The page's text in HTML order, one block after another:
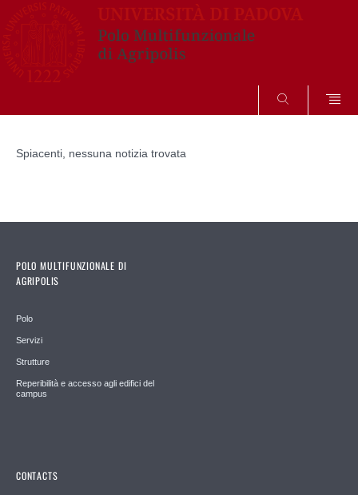
SEARCH
contenuto
Spiacenti, nessuna notizia trovata
POLO MULTIFUNZIONALE DI
AGRIPOLIS
Polo
Servizi
Strutture
Reperibilità e accesso agli edifici del
campus
CONTACTS